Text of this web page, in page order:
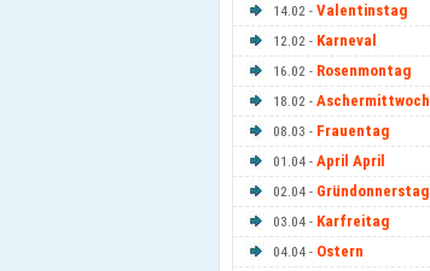
14.02 - Valentinstag
12.02 - Karneval
16.02 - Rosenmontag
18.02 - Aschermittwoch
08.03 - Frauentag
01.04 - April April
02.04 - Gründonnerstag
03.04 - Karfreitag
04.04 - Ostern